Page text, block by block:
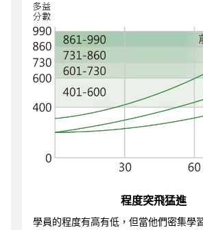
程度突飛猛進
學員的程度有高有低，但當他們密集學